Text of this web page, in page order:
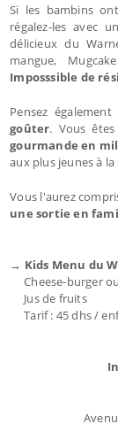
Si les bambins
régalez-les avec un
délicieux du
mangue,
Imposssible de
Pensez
goûter. Vous
gourmande en
aux plus jeunes à
Vous l'aurez
une sortie en
→ Kids Menu du
Cheese-burger
Jus de fruits
Tarif : 45 dhs /